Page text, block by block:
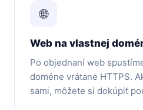
🌐
Web na vlastnej
Po objednaní web
doméne vrátane HTTPS.
sami, môžete si dokúpiť